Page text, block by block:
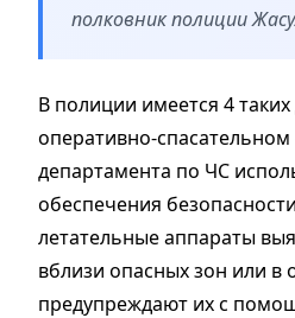
полковник полиции
В полиции имеется 4
оперативно-спасательном
департамента по ЧС
обеспечения
летательные аппараты
вблизи опасных зон или в
предупреждают их с